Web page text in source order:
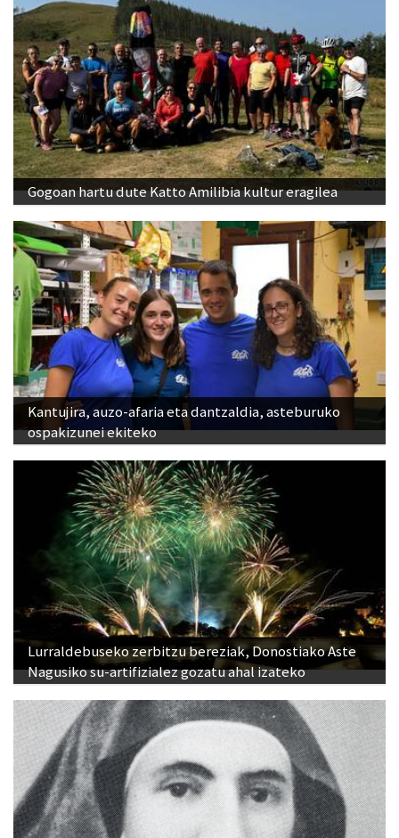
Gogoan hartu dute Katto Amilibia kultur eragilea
Kantujira, auzo-afaria eta dantzaldia, asteburuko
ospakizunei ekiteko
Lurraldebuseko zerbitzu bereziak, Donostiako Aste
Nagusiko su-artifizialez gozatu ahal izateko